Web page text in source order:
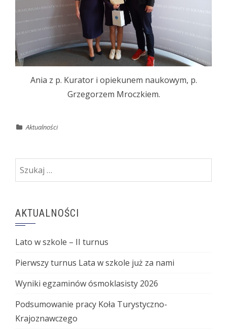
Ania z p. Kurator i opiekunem naukowym, p.
Grzegorzem Mroczkiem.
Aktualności
Szukaj:
AKTUALNOŚCI
Lato w szkole – II turnus
Pierwszy turnus Lata w szkole już za nami
Wyniki egzaminów ósmoklasisty 2026
Podsumowanie pracy Koła Turystyczno-
Krajoznawczego